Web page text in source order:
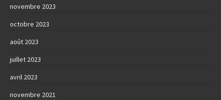
novembre 2023
octobre 2023
août 2023
juillet 2023
avril 2023
novembre 2021